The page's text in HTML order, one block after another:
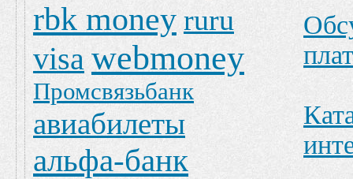
rbk money ruru
visa webmoney
Промсвязьбанк
авиабилеты
альфа-банк